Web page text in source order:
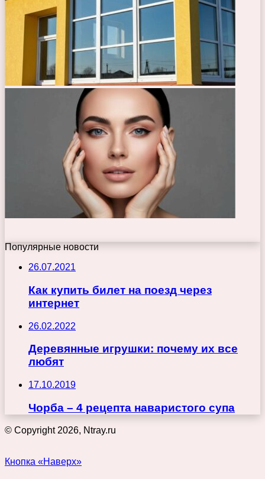
Популярные новости
26.07.2021
Как купить билет на поезд через
интернет
26.02.2022
Деревянные игрушки: почему их все
любят
17.10.2019
Чорба – 4 рецепта наваристого супа
© Copyright 2026, Ntray.ru
Кнопка «Наверх»